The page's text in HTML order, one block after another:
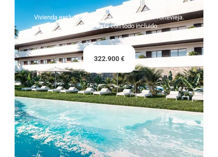
Vivienda exclusiva lista para entrar a vivir en Torrevieja.
Entrega inmediata con todo incluido.
322.900 €